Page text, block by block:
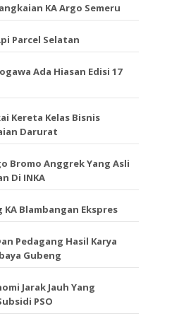
KA Argo Semeru
Parcel Selatan
Ada Hiasan Edisi 17
Kereta Kelas Bisnis
Darurat
Bromo Anggrek Yang Asli
Di INKA
KA Blambangan Ekspres
Pedagang Hasil Karya
Gubeng
Jarak Jauh Yang
PSO